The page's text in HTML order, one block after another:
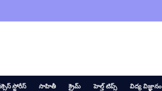
స్టోరీస్ సాహితీ క్రైమ్ హెల్త్ టిప్స్ విద్య విజ్ఞానం